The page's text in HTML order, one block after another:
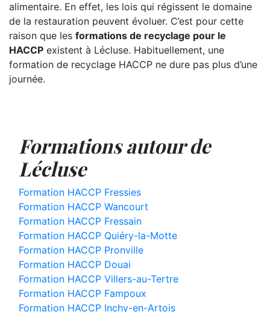
alimentaire. En effet, les lois qui régissent le domaine
de la restauration peuvent évoluer. C’est pour cette
raison que les formations de recyclage pour le
HACCP existent à Lécluse. Habituellement, une
formation de recyclage HACCP ne dure pas plus d’une
journée.
Formations autour de
Lécluse
Formation HACCP Fressies
Formation HACCP Wancourt
Formation HACCP Fressain
Formation HACCP Quiéry-la-Motte
Formation HACCP Pronville
Formation HACCP Douai
Formation HACCP Villers-au-Tertre
Formation HACCP Fampoux
Formation HACCP Inchy-en-Artois